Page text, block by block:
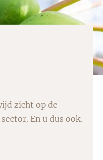
zicht op de
En u dus ook.